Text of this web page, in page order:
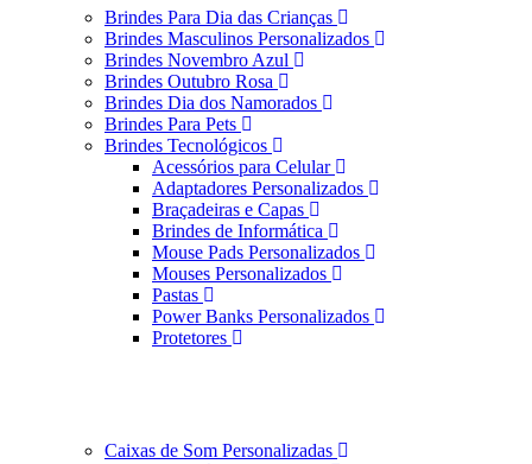
Brindes Para Dia das Crianças
Brindes Masculinos Personalizados
Brindes Novembro Azul
Brindes Outubro Rosa
Brindes Dia dos Namorados
Brindes Para Pets
Brindes Tecnológicos
Acessórios para Celular
Adaptadores Personalizados
Braçadeiras e Capas
Brindes de Informática
Mouse Pads Personalizados
Mouses Personalizados
Pastas
Power Banks Personalizados
Protetores
Caixas de Som Personalizadas